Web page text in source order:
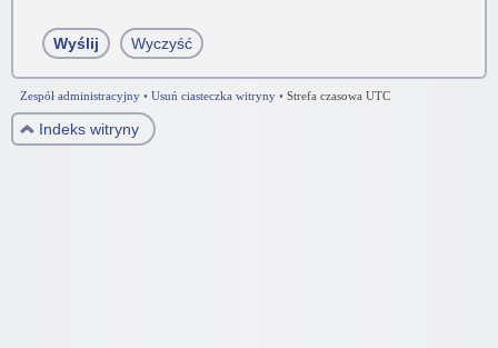
Zespół administracyjny • Usuń ciasteczka witryny • Strefa czasowa UTC
Indeks witryny